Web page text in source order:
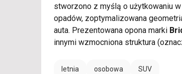
stworzono z myślą o użytkowaniu
opadów, zoptymalizowana
auta. Prezentowana opona marki
innymi wzmocniona struktura
letnia osobowa SUV